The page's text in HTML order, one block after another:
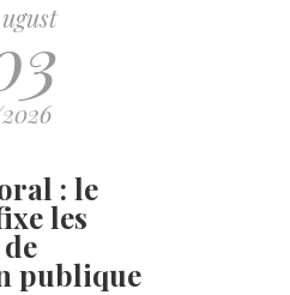
: le
les
publique